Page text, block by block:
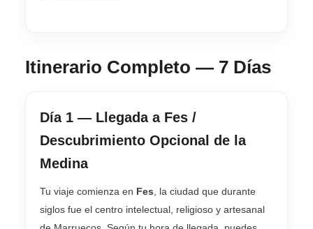
Itinerario Completo — 7 Días
Día 1 — Llegada a Fes /
Descubrimiento Opcional de la
Medina
Tu viaje comienza en Fes , la ciudad que durante
siglos fue el centro intelectual, religioso y artesanal